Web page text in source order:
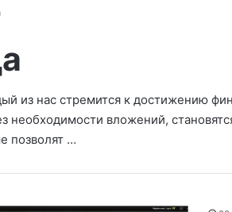
из нас стремится к достижению
необходимости вложений,
позволят …